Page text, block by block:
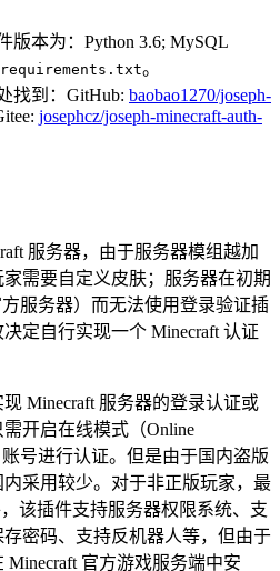
版本为：Python 3.6; MySQL
requirements.txt。
找到：GitHub: baobao1270/joseph-
josephcz/joseph-minecraft-auth-
服务器，由于服务器模组越加
需要自定义皮肤；服务器在初期
方服务器）而无法使用登录验证插
定自行实现一个 Minecraft 认证
Minecraft 服务器的登录认证或
开启在线模式（Online
号进行认证。但是由于国内盗版
采用较少。对于非正版玩家，最
该插件支持服务器权限系统、支
密码、支持反机器人等，但由于
官方游戏服务端中安